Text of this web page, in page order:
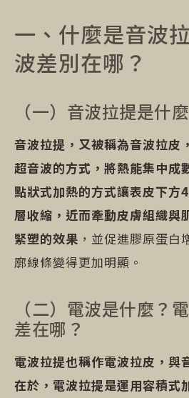
一、什麼是音波
波差別在哪？
（一）音波拉提是什
音波拉提，又被稱為音波拉皮
超音波的方式，將熱能集中成
點狀式加熱的方式讓表皮下方
層收縮，近而牽動皮膚組織與
緊塑的效果 ，並促進膠原蛋白
廓線條變得更加明顯。
（二）電波是什麼？
差在哪？
電波拉提也稱作電波拉皮，與
在於，電波拉提是運用容積式